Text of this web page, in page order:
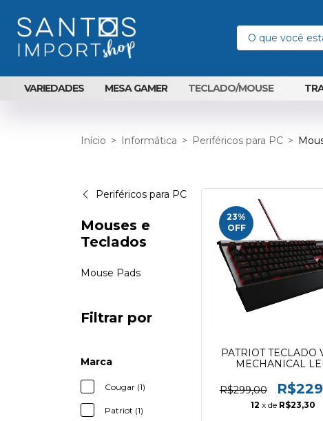
VARIEDADES MESA GAMER TECLADO/MOUSE
Início > Informática > Periféricos para PC >
Periféricos para PC
Mouses e
Teclados
Mouse Pads
Filtrar por
Marca
Cougar (1)
Patriot (1)
23%
OFF
PATRIOT TECLADO
MECHANICAL
R$299,00
12 x de R$23,30